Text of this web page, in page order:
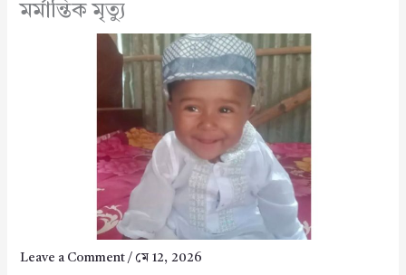
মর্মান্তিক মৃত্যু
Leave a Comment / মে 12, 2026